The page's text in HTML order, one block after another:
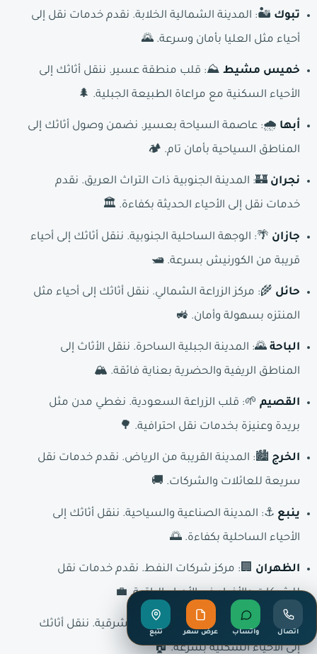
تبوك 🏜️: المدينة الشمالية الخلابة. نقدم خدمات نقل إلى
أحياء مثل العليا بأمان وسرعة. 🌄
خميس مشيط⛰️: قلب منطقة عسير. ننقل أثاثك إلى
الأحياء السكنية مع مراعاة الطبيعة الجبلية. 🌲
أبها 🌧️: عاصمة السياحة بعسير. نضمن وصول أثاثك إلى
المناطق السياحية بأمان تام. 🏕️
نجران 🏰: المدينة الجنوبية ذات التراث العريق. نقدم
خدمات نقل إلى الأحياء الحديثة بكفاءة. 🏛️
جازان 🌴: الوجهة الساحلية الجنوبية. ننقل أثاثك إلى أحياء
قريبة من الكورنيش بسرعة. 🛥️
حائل 🌾: مركز الزراعة الشمالي. ننقل أثاثك إلى أحياء مثل
المنتزه بسهولة وأمان. 🚜
الباحة🌄: المدينة الجبلية الساحرة. ننقل الأثاث إلى
المناطق الريفية والحضرية بعناية فائقة. 🏔️
القصيم🌱: قلب الزراعة السعودية. نغطي مدن مثل
بريدة وعنيزة بخدمات نقل احترافية. 🌳
الخرج 🏙️: المدينة القريبة من الرياض. نقدم خدمات نقل
سريعة للعائلات والشركات. 🚚
ينبع ⚓: المدينة الصناعية والسياحية. ننقل أثاثك إلى
الأحياء الساحلية بكفاءة. 🌅
الظهران 🏢: مركز شركات النفط. نقدم خدمات نقل
للشركات والأفراد في الأحياء الراقية. 💼
حفر الباطن
🏜️: المدينة الشمالية الشرقية. ننقل أثاثك
إلى الأحياء السكنية بسرعة. 🏠
اتصال واتساب عرض سعر تتبع